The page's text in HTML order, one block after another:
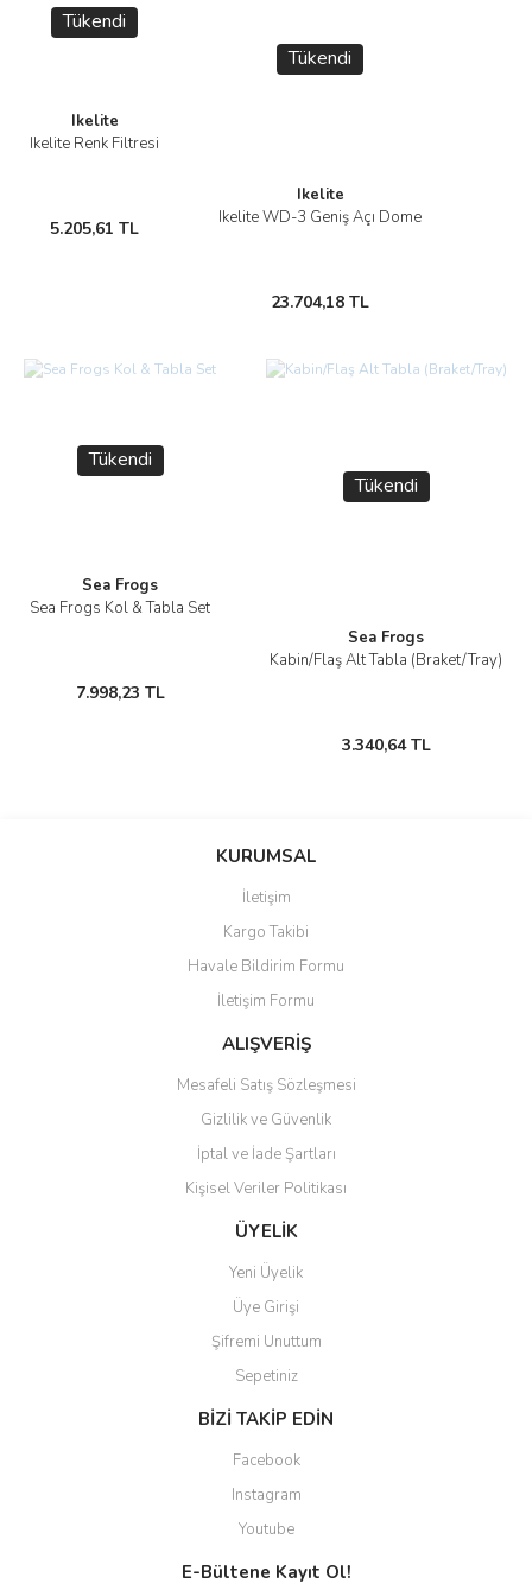
Tükendi
Ikelite
Ikelite Renk Filtresi
5.205,61 TL
Tükendi
Ikelite
Ikelite WD-3 Geniş Açı Dome
23.704,18 TL
Tükendi
Sea Frogs
Sea Frogs Kol & Tabla Set
7.998,23 TL
Tükendi
Sea Frogs
Kabin/Flaş Alt Tabla (Braket/Tray)
3.340,64 TL
KURUMSAL
İletişim
Kargo Takibi
Havale Bildirim Formu
İletişim Formu
ALIŞVERİŞ
Mesafeli Satış Sözleşmesi
Gizlilik ve Güvenlik
İptal ve İade Şartları
Kişisel Veriler Politikası
ÜYELİK
Yeni Üyelik
Üye Girişi
Şifremi Unuttum
Sepetiniz
BİZİ TAKİP EDİN
Facebook
Instagram
Youtube
E-Bültene Kayıt Ol!